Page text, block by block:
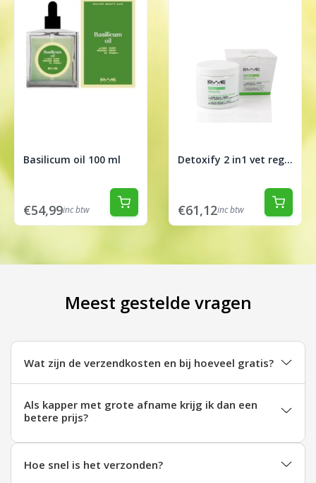
Basilicum oil 100 ml
€54,99inc btw
Detoxify 2 in1 vet regulerende treatment 200ml
€61,12inc btw
Meest gestelde vragen
Wat zijn de verzendkosten en bij hoeveel gratis?
Als kapper met grote afname krijg ik dan een
betere prijs?
Hoe snel is het verzonden?